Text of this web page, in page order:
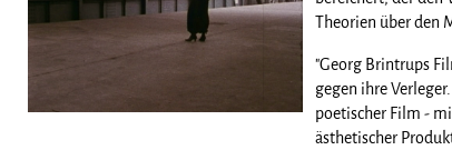
Theorien über den
"Georg Brintrups
gegen ihre
poetischer Film -
ästhetischer